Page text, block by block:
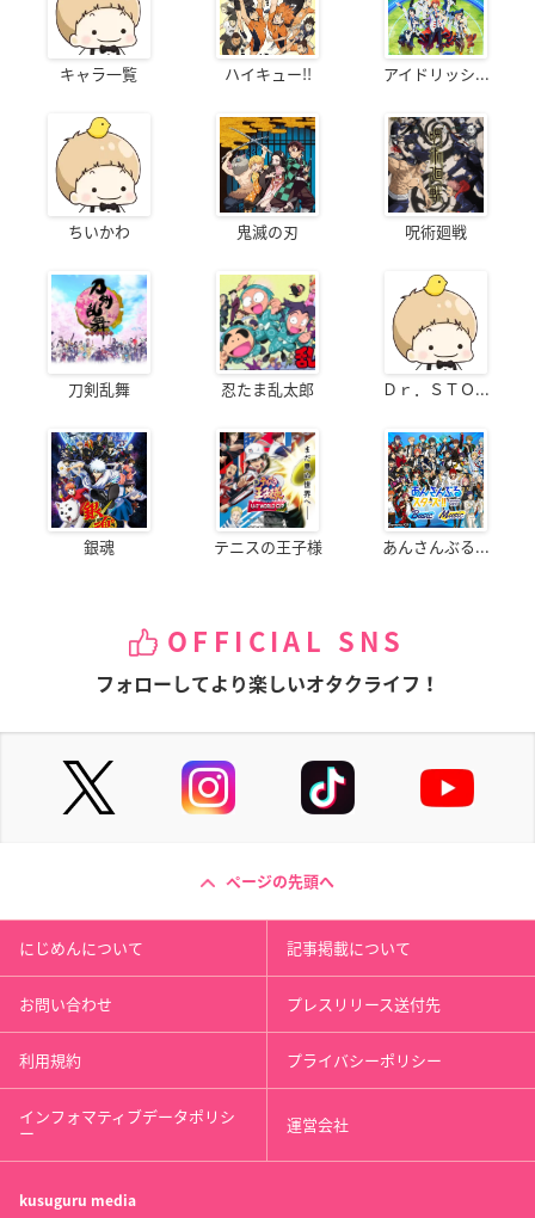
キャラ一覧 ハイキュー!! アイドリッシ...
ちいかわ 鬼滅の刃 呪術廻戦
刀剣乱舞 忍たま乱太郎 Ｄｒ．ＳＴＯ...
銀魂 テニスの王子様 あんさんぶる...
OFFICIAL SNS
フォローしてより楽しいオタクライフ！
ページの先頭へ
にじめんについて 記事掲載について
お問い合わせ プレスリリース送付先
利用規約 プライバシーポリシー
インフォマティブデータポリシ
ー 運営会社
kusuguru media